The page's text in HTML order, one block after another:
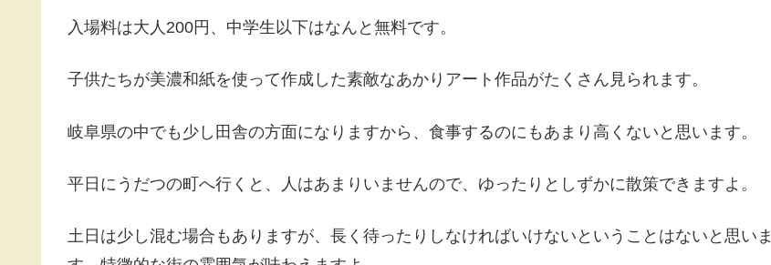
入場料は大人200円、中学生以下はなんと無料です。
子供たちが美濃和紙を使って作成した素敵なあかりアート作品がたくさん見られます。
岐阜県の中でも少し田舎の方面になりますから、食事するのにもあまり高くないと思います。
平日にうだつの町へ行くと、人はあまりいませんので、ゆったりとしずかに散策できますよ。
土日は少し混む場合もありますが、長く待ったりしなければいけないということはないと思いま